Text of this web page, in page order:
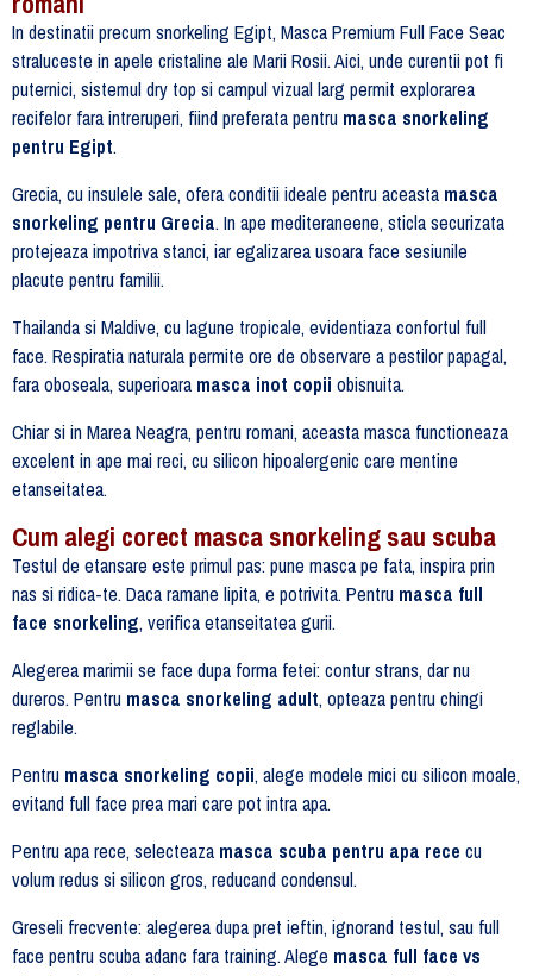
In destinatii precum snorkeling Egipt, Masca Premium Full Face Seac
straluceste in apele cristaline ale Marii Rosii. Aici, unde curentii pot fi
puternici, sistemul dry top si campul vizual larg permit explorarea
recifelor fara intreruperi, fiind preferata pentru masca snorkeling
pentru Egipt.
Grecia, cu insulele sale, ofera conditii ideale pentru aceasta masca
snorkeling pentru Grecia. In ape mediteraneene, sticla securizata
protejeaza impotriva stanci, iar egalizarea usoara face sesiunile
placute pentru familii.
Thailanda si Maldive, cu lagune tropicale, evidentiaza confortul full
face. Respiratia naturala permite ore de observare a pestilor papagal,
fara oboseala, superioara masca inot copii obisnuita.
Chiar si in Marea Neagra, pentru romani, aceasta masca functioneaza
excelent in ape mai reci, cu silicon hipoalergenic care mentine
etanseitatea.
Cum alegi corect masca snorkeling sau scuba
Testul de etansare este primul pas: pune masca pe fata, inspira prin
nas si ridica-te. Daca ramane lipita, e potrivita. Pentru masca full
face snorkeling, verifica etanseitatea gurii.
Alegerea marimii se face dupa forma fetei: contur strans, dar nu
dureros. Pentru masca snorkeling adult, opteaza pentru chingi
reglabile.
Pentru masca snorkeling copii, alege modele mici cu silicon moale,
evitand full face prea mari care pot intra apa.
Pentru apa rece, selecteaza masca scuba pentru apa rece cu
volum redus si silicon gros, reducand condensul.
Greseli frecvente: alegerea dupa pret ieftin, ignorand testul, sau full
face pentru scuba adanc fara training. Alege masca full face vs